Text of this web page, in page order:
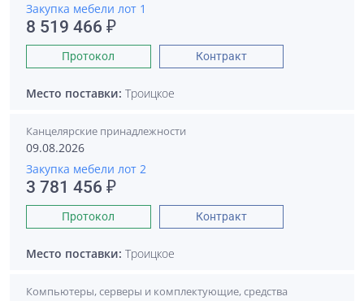
Закупка мебели лот 1
8 519 466 ₽
Протокол Контракт
Место поставки: Троицкое
Канцелярские принадлежности
09.08.2026
Закупка мебели лот 2
3 781 456 ₽
Протокол Контракт
Место поставки: Троицкое
Компьютеры, серверы и комплектующие, средства